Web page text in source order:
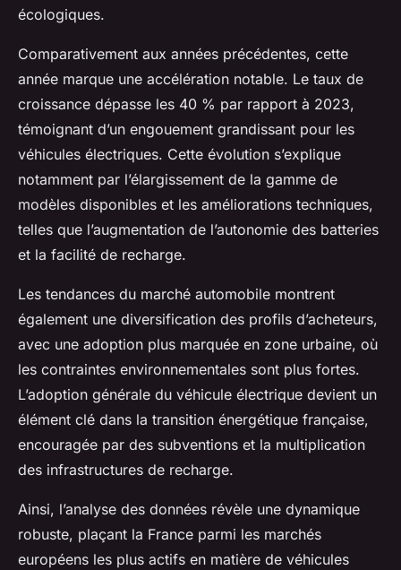
écologiques.
Comparativement aux années précédentes, cette
année marque une accélération notable. Le taux de
croissance dépasse les 40 % par rapport à 2023,
témoignant d’un engouement grandissant pour les
véhicules électriques. Cette évolution s’explique
notamment par l’élargissement de la gamme de
modèles disponibles et les améliorations techniques,
telles que l’augmentation de l’autonomie des batteries
et la facilité de recharge.
Les tendances du marché automobile montrent
également une diversification des profils d’acheteurs,
avec une adoption plus marquée en zone urbaine, où
les contraintes environnementales sont plus fortes.
L’adoption générale du véhicule électrique devient un
élément clé dans la transition énergétique française,
encouragée par des subventions et la multiplication
des infrastructures de recharge.
Ainsi, l’analyse des données révèle une dynamique
robuste, plaçant la France parmi les marchés
européens les plus actifs en matière de véhicules